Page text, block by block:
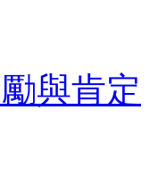
與肯定